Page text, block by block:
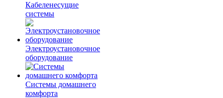
Кабеленесущие
системы
Электроустановочное
оборудование
Системы домашнего
комфорта